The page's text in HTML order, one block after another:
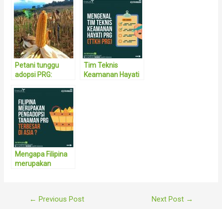
Petani tunggu
adopsi PRG:
kalah kencang
berlari
Tim Teknis
Keamanan Hayati
Mengapa Filipina
merupakan
terbesar di Asia?
Post
← Previous Post Next Post →